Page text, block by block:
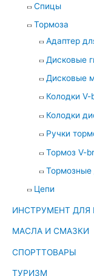
Спицы
Тормоза
Адаптер
Дисковые
Дисковые
Колодки V-
Колодки
Ручки
Тормоз V-
Тормозные
Цепи
ИНСТРУМЕНТ ДЛЯ
МАСЛА И СМАЗКИ
СПОРТТОВАРЫ
ТУРИЗМ